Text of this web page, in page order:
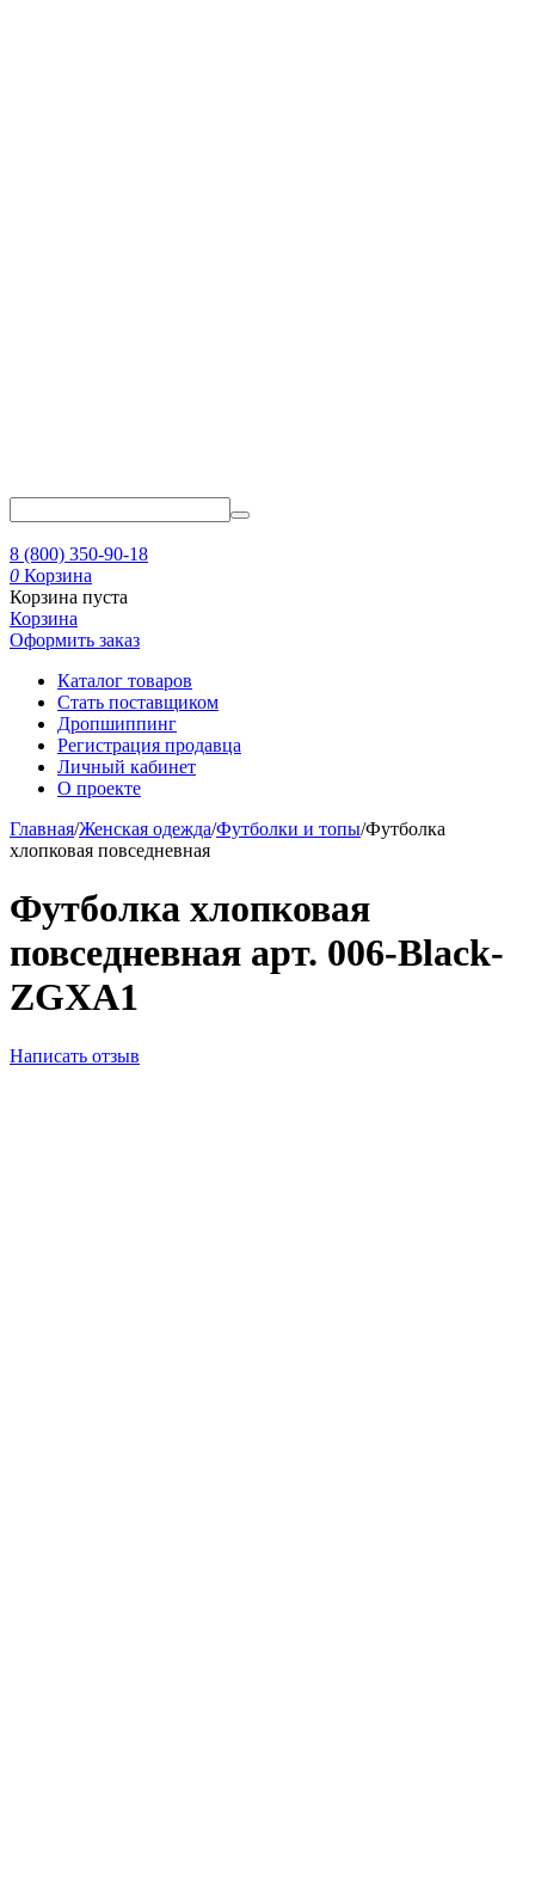
8 (800) 350-90-18
0 Корзина
Корзина пуста
Корзина
Оформить заказ
Каталог товаров
Стать поставщиком
Дропшиппинг
Регистрация продавца
Личный кабинет
О проекте
Главная/Женская одежда/Футболки и топы/Футболка
хлопковая повседневная
Футболка хлопковая
повседневная арт. 006-Black-
ZGXA1
Написать отзыв